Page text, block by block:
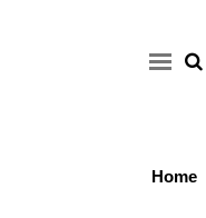
Home